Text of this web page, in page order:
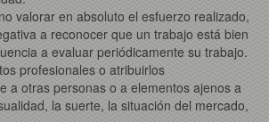
valorar en absoluto el esfuerzo realizado,
a reconocer que un trabajo está bien
a evaluar periódicamente su trabajo.
profesionales o atribuirlos
a otras personas o a elementos ajenos a
la suerte, la situación del mercado,